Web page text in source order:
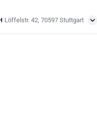
Löffelstr. 42, 70597 Stuttgart